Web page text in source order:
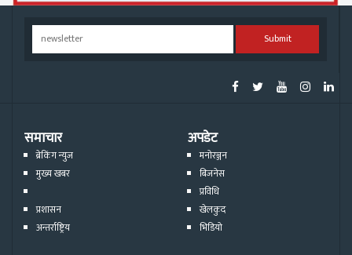
Submit
समाचार
ब्रेकिंग न्युज
मुख्य खबर
प्रशासन
अन्तर्राष्ट्रिय
अपडेट
मनोरञ्जन
बिजनेस
प्रविधि
खेलकुद
भिडियो